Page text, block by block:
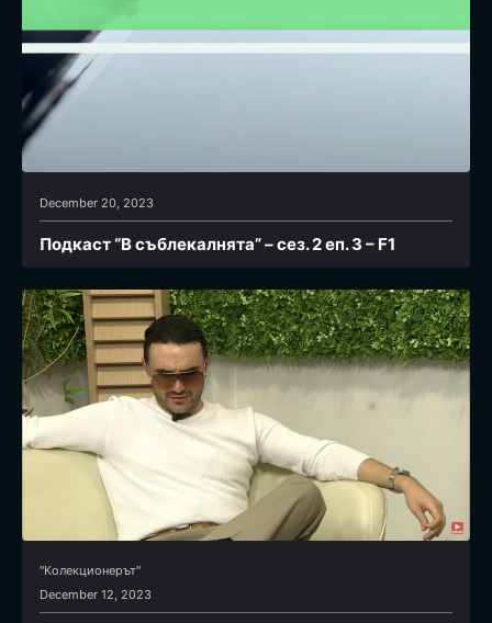
December 20, 2023
Подкаст “В съблекалнята” – сез. 2 еп. 3 – F1
"Колекционерът"
December 12, 2023